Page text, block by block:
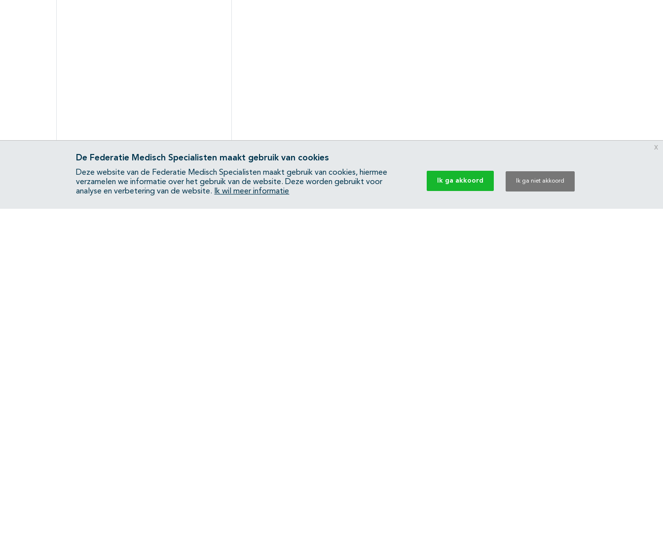
De Federatie Medisch Specialisten maakt gebruik van cookies
Deze website van de Federatie Medisch Specialisten maakt gebruik van cookies, hiermee
verzamelen we informatie over het gebruik van de website. Deze worden gebruikt voor
analyse en verbetering van de website.
Ik wil meer informatie
Ik ga akkoord Ik ga niet akkoord
x